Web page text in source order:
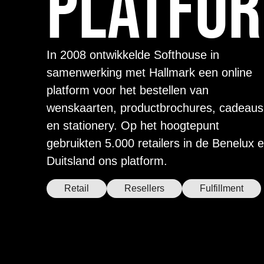
In 2008 ontwikkelde Softhouse in
samenwerking met Hallmark een online
platform voor het bestellen van
wenskaarten, productbrochures, cadeaus
en stationery. Op het hoogtepunt
gebruikten 5.000 retailers in de Benelux
Duitsland ons platform.
Retail Resellers Fulfillment